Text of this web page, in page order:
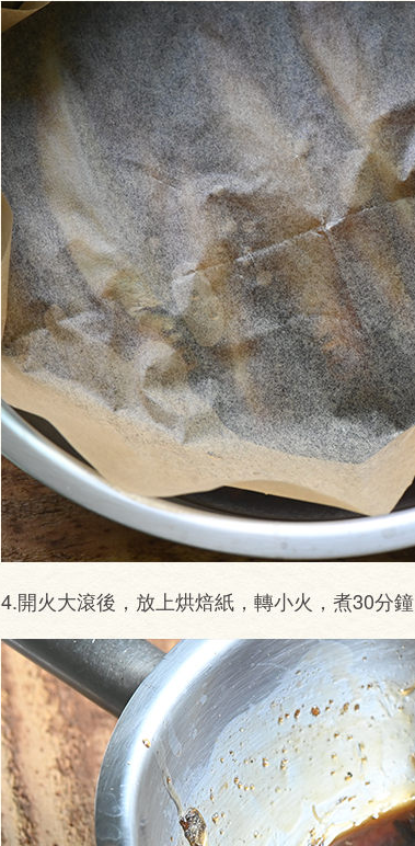
4.開火大滾後，放上烘焙紙，轉小火，煮30分